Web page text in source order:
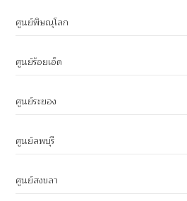
ศูนย์พิษณุโลก
ศูนย์ร้อยเอ็ด
ศูนย์ระยอง
ศูนย์ลพบุรี
ศูนย์สงขลา